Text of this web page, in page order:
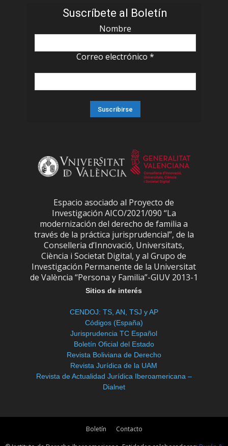
Suscríbete al Boletín
Nombre
Correo electrónico *
Espacio asociado al Proyecto de
Investigación AICO/2021/090 “La
modernización del derecho de familia a
través de la práctica jurisprudencial”, de la
Conselleria d’Innovació, Universitats,
Ciència i Societat Digital, y al Grupo de
Investigación Permanente de la Universitat
de València “Persona y Familia”-GIUV 2013-1
Sitios de interés
CENDOJ: TS, AN, TSJ y AP
Códigos (España)
Jurisprudencia TC Español
Boletín Oficial del Estado
Revista Boliviana de Derecho
Revista Jurídica de la UAM
Revista de Actualidad Jurídica Iberoamericana –
Dialnet
Boletín Contacto